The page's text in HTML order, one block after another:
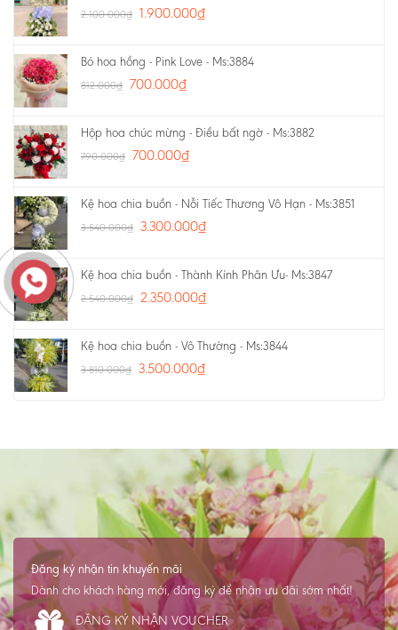
2.100.000₫ 1.900.000₫
Bó hoa hồng - Pink Love - Ms:3884
812.000₫ 700.000₫
Hộp hoa chúc mừng - Điều bất ngờ - Ms:3882
790.000₫ 700.000₫
Kệ hoa chia buồn - Nỗi Tiếc Thương Vô Hạn - Ms:3851
3.540.000₫ 3.300.000₫
Kệ hoa chia buồn - Thành Kính Phân Ưu- Ms:3847
2.540.000₫ 2.350.000₫
Kệ hoa chia buồn - Vô Thường - Ms:3844
3.810.000₫ 3.500.000₫
Đăng ký nhận tin khuyến mãi
Dành cho khách hàng mới, đăng ký để nhận ưu đãi sớm nhất!
ĐĂNG KÝ NHẬN VOUCHER